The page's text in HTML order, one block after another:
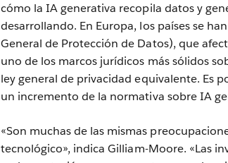
cómo la IA generativa recopila datos y
desarrollando. En Europa, los países se
General de Protección de Datos), que
uno de los marcos jurídicos más sólidos
ley general de privacidad equivalente. Es
un incremento de la normativa sobre IA
«Son muchas de las mismas
tecnológico», indica Gilliam-Moore. «Las